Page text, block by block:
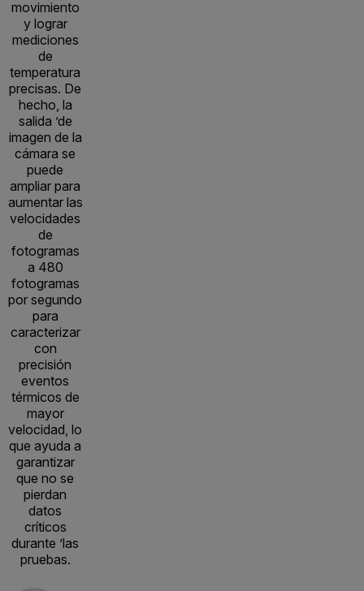
movimiento
y lograr
mediciones
de
temperatura
precisas. De
hecho, la
salida ’de
imagen de la
cámara se
puede
ampliar para
aumentar las
velocidades
de
fotogramas
a 480
fotogramas
por segundo
para
caracterizar
con
precisión
eventos
térmicos de
mayor
velocidad, lo
que ayuda a
garantizar
que no se
pierdan
datos
críticos
durante ’las
pruebas.